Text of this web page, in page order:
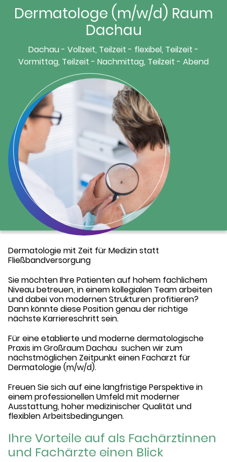
Dermatologe (m/w/d) Raum
Dachau
Dachau - Vollzeit, Teilzeit - flexibel, Teilzeit -
Vormittag, Teilzeit - Nachmittag, Teilzeit - Abend
Dermatologie mit Zeit für Medizin statt
Fließbandversorgung
Sie möchten Ihre Patienten auf hohem fachlichem
Niveau betreuen, in einem kollegialen Team arbeiten
und dabei von modernen Strukturen profitieren?
Dann könnte diese Position genau der richtige
nächste Karriereschritt sein.
Für eine etablierte und moderne dermatologische
Praxis im Großraum Dachau suchen wir zum
nächstmöglichen Zeitpunkt einen Facharzt für
Dermatologie (m/w/d).
Freuen Sie sich auf eine langfristige Perspektive in
einem professionellen Umfeld mit moderner
Ausstattung, hoher medizinischer Qualität und
flexiblen Arbeitsbedingungen.
Ihre Vorteile auf als Fachärztinnen
und Fachärzte einen Blick